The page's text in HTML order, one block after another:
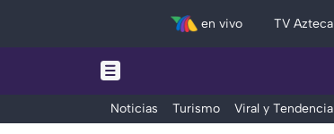
en vivo TV Azteca
Noticias Turismo Viral y Tendencia